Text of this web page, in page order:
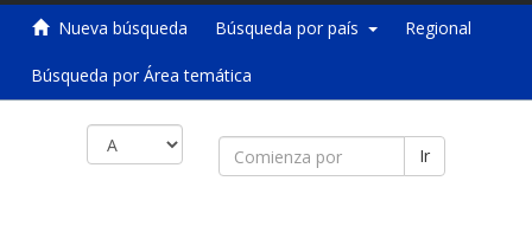
Nueva búsqueda Búsqueda por país Regional
Búsqueda por Área temática
Ir